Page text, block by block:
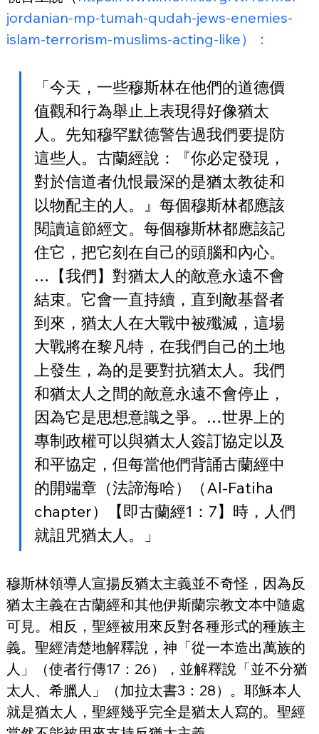
jordanian-mp-tumah-qudah-jews-enemies-
islam-terrorism-muslims-acting-like）：
「今天，一些穆斯林在他們的道德價
值觀和行為舉止上表現得好像猶太
人。先知穆罕默德警告過我們要提防
這些人。古蘭經說：『你必定發現，
對於信道者仇恨最深的是猶太教徒和
以物配主的人。』每個穆斯林都應該
閱讀這節經文。每個穆斯林都應該記
住它，把它刻在自己的頭腦和內心。
…【我們】對猶太人的敵意永遠不會
結束。它會一直持續，直到敵基督者
到來，猶太人在大戰中被殲滅，這場
大戰將在黎凡特，在我們自己的土地
上發生，為的是要對抗猶太人。我們
和猶太人之間的敵意永遠不會停止，
因為它是思想意識之爭。…世界上的
專制政權可以與猶太人簽訂協定以及
和平協定，但每當他們背誦古蘭經中
的開端章（法諦海哈）（Al-Fatiha
chapter）【即古蘭經1：7】時，人們
就詛咒猶太人。」
穆斯林領導人宣揚反猶太主義並不奇怪，因為反
猶太主義在古蘭經和其他伊斯蘭宗教文本中隨處
可見。相反，聖經被用來反對各種形式的種族主
義。聖經清楚地解釋說，神「從一本造出萬族的
人」（使者行傳17：26），並解釋說「並不分猶
太人、希臘人」（加拉太書3：28）。耶穌本人
就是猶太人，聖經幾乎完全是猶太人寫的。聖經